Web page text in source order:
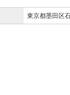
東京都墨田区